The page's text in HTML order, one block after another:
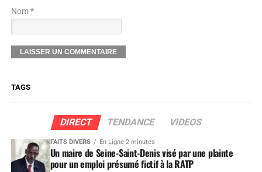
Nom *
TAGS
DIRECT TENDANCE VIDEOS
FAITS DIVERS En Ligne 2 minutes
Un maire de Seine-Saint-Denis visé par une plainte
pour un emploi présumé fictif à la RATP